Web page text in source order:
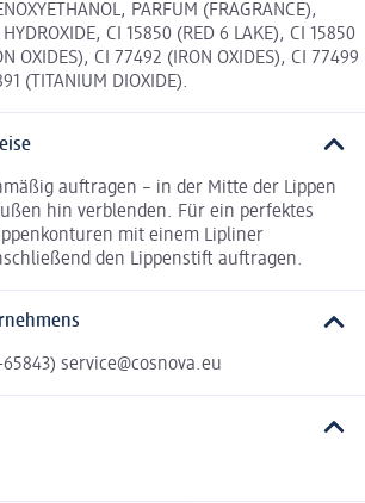
PARFUM (FRAGRANCE),
CI 15850 (RED 6 LAKE), CI 15850
OXIDES), CI 77492 (IRON OXIDES), CI 77499
(TITANIUM DIOXIDE).
auftragen – in der Mitte der Lippen
hin verblenden. Für ein perfektes
mit einem Lipliner
den Lippenstift auftragen.
service@cosnova.eu